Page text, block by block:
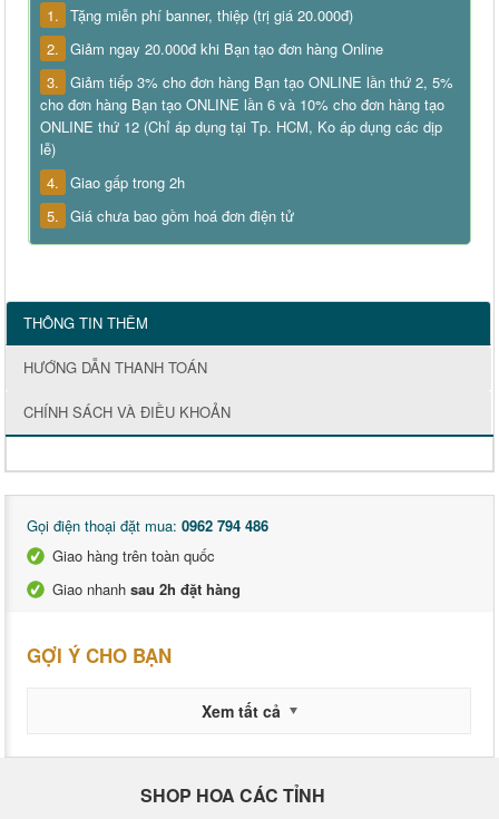
1. Tặng miễn phí banner, thiệp (trị giá 20.000đ)
2. Giảm ngay 20.000đ khi Bạn tạo đơn hàng Online
3. Giảm tiếp 3% cho đơn hàng Bạn tạo ONLINE lần thứ 2, 5%
cho đơn hàng Bạn tạo ONLINE lần 6 và 10% cho đơn hàng tạo
ONLINE thứ 12 (Chỉ áp dụng tại Tp. HCM, Ko áp dụng các dịp
lễ)
4. Giao gấp trong 2h
5. Giá chưa bao gồm hoá đơn điện tử
THÔNG TIN THÊM
HƯỚNG DẪN THANH TOÁN
CHÍNH SÁCH VÀ ĐIỀU KHOẢN
Gọi điện thoại đặt mua: 0962 794 486
Giao hàng trên toàn quốc
Giao nhanh sau 2h đặt hàng
GỢI Ý CHO BẠN
Xem tất cả
SHOP HOA CÁC TỈNH